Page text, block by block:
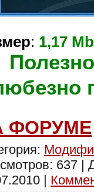
: 1,17 Mb
ФОРУМЕ
637 |
|